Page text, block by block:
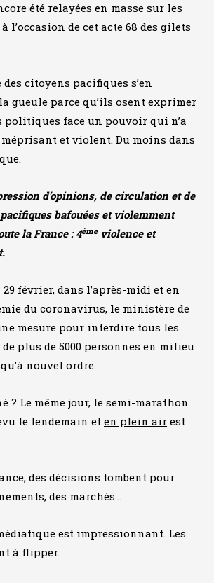
été relayées en masse sur les
l’occasion de cet acte 68 des gilets
des citoyens pacifiques s’en
gueule parce qu’ils osent exprimer
politiques face un pouvoir qui n’a
et violent. Du moins dans
d’opinions, de circulation et de
bafouées et violemment
la France : 4èmeviolence et
février, dans l’après-midi et en
du coronavirus, le ministère de
mesure pour interdire tous les
plus de 5000 personnes en milieu
nouvel ordre.
? Le même jour, le semi-marathon
le lendemain et en plein air est
des décisions tombent pour
des marchés…
est impressionnant. Les
à flipper.